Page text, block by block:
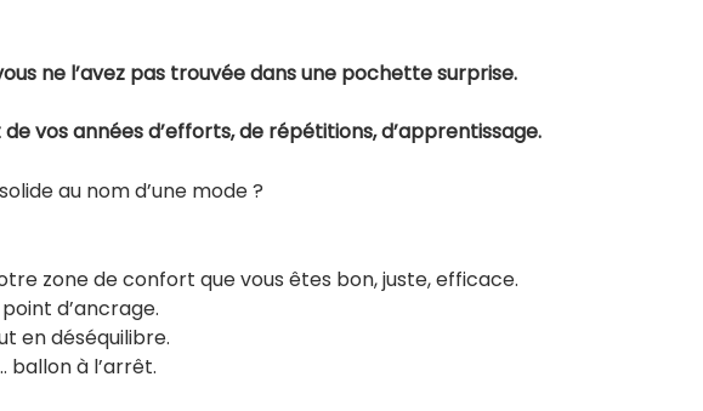
ne l’avez pas trouvée dans une pochette surprise.
vos années d’efforts, de répétitions, d’apprentissage.
au nom d’une mode ?
zone de confort que vous êtes bon, juste, efficace.
d’ancrage.
en déséquilibre.
ballon à l’arrêt.